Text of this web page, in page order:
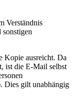
Verständnis
Kopie ausreicht. Da
ist die E-Mail selbst
Dies gilt unabhängig